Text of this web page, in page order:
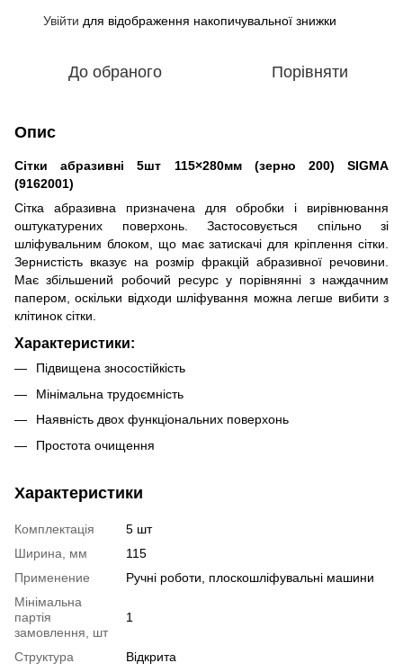
Увійти для відображення накопичувальної знижки
До обраного Порівняти
Опис
Сітки абразивні 5шт 115×280мм (зерно 200) SIGMA
(9162001)
Сітка абразивна призначена для обробки і вирівнювання
оштукатурених поверхонь. Застосовується спільно зі
шліфувальним блоком, що має затискачі для кріплення сітки.
Зернистість вказує на розмір фракцій абразивної речовини.
Має збільшений робочий ресурс у порівнянні з наждачним
папером, оскільки відходи шліфування можна легше вибити з
клітинок сітки.
Характеристики:
Підвищена зносостійкість
Мінімальна трудоємність
Наявність двох функціональних поверхонь
Простота очищення
Характеристики
Комплектація
5 шт
Ширина, мм
115
Применение
Ручні роботи, плоскошліфувальні машини
Мінімальна
партія
замовлення, шт
1
Структура
Відкрита